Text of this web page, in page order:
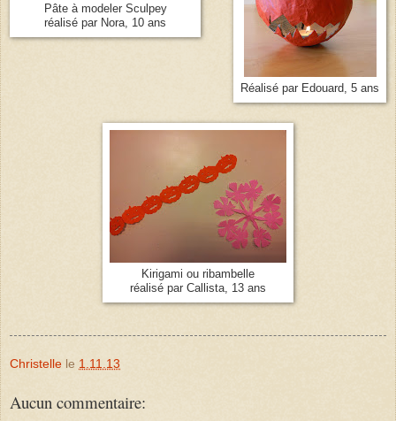
Pâte à modeler Sculpey
réalisé par Nora, 10 ans
Réalisé par Edouard, 5 ans
Kirigami ou ribambelle
réalisé par Callista, 13 ans
Christelle le 1.11.13
Aucun commentaire: